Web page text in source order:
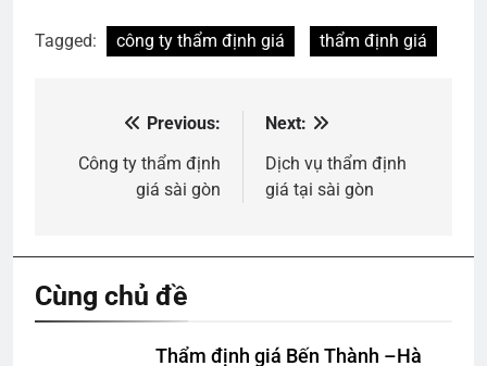
Tagged: công ty thẩm định giá thẩm định giá
hướng
Previous:
Công ty thẩm định
giá sài gòn
Next:
Dịch vụ thẩm định
giá tại sài gòn
Cùng chủ đề
Thẩm định giá Bến Thành –Hà